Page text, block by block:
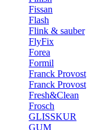
Fissan
Flash
Flink & sauber
FlyFix
Forea
Formil
Franck Provost
Franck Provost
Fresh&Clean
Frosch
GLISSKUR
GUM